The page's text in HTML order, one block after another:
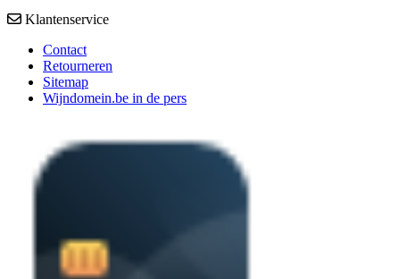
Klantenservice
Contact
Retourneren
Sitemap
Wijndomein.be in de pers